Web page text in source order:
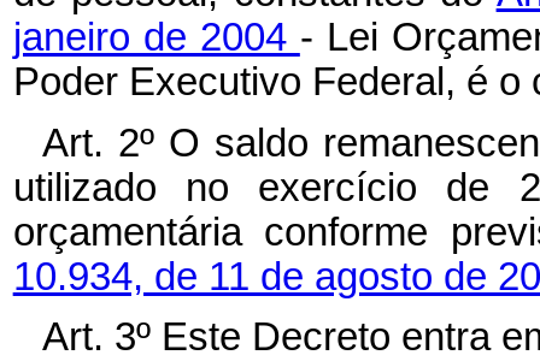
janeiro de 2004 - Lei
Poder Executivo Federal, é
Art. 2º O saldo
utilizado no exercício de
orçamentária conforme
10.934, de 11 de agosto de
Art. 3º Este Decreto entra